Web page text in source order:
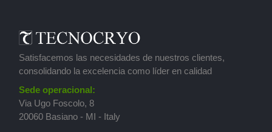
Satisfacemos las necesidades de nuestros clientes,
consolidando la excelencia como líder en calidad
Sede operacional:
Via Ugo Foscolo, 8
20060 Basiano - MI - Italy